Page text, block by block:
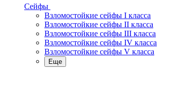
Сейфы
Взломостойкие сейфы I класса
Взломостойкие сейфы II класса
Взломостойкие сейфы III класса
Взломостойкие сейфы IV класса
Взломостойкие сейфы V класса
Еще